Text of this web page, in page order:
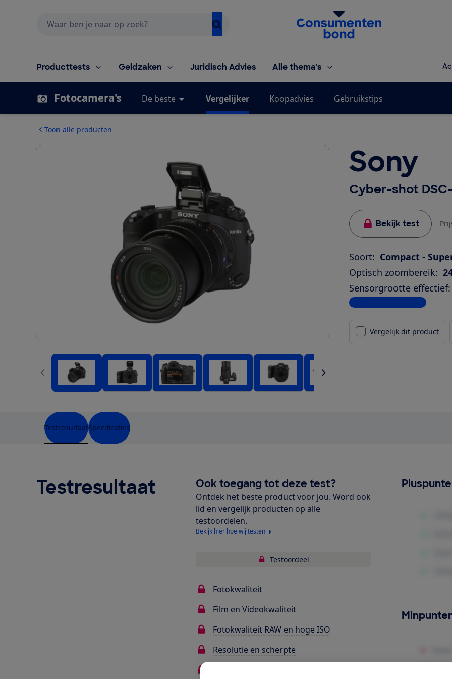
Homepage van de Consumentenbond
Producttests Geldzaken Juridisch Advies Alle thema's
Fotocamera's De beste Vergelijker Koopadvies Gebruikstips
Toon alle producten
Sony
Cyber-shot
Bekijk test
Soort: Compact -
Optisch zoombereik:
Sensorgrootte effectief:
Bekijk alle specificaties
Vergelijk dit product
TestresultaatSpecificaties
Testresultaat Ook toegang tot deze test?
Ontdek het beste product voor jou. Word ook
lid en vergelijk producten op alle
testoordelen.
Bekijk hier hoe wij testen
Testoordeel
Fotokwaliteit
Film en Videokwaliteit
Fotokwaliteit RAW en hoge ISO
Resolutie en scherpte